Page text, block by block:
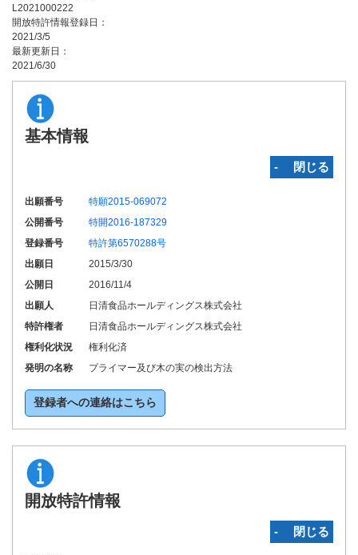
L2021000222
開放特許情報登録日：
2021/3/5
最新更新日：
2021/6/30
基本情報
‐ 閉じる
出願番号
特願2015-069072
公開番号
特開2016-187329
登録番号
特許第6570288号
出願日
2015/3/30
公開日
2016/11/4
出願人
日清食品ホールディングス株式会社
特許権者
日清食品ホールディングス株式会社
権利化状況
権利化済
発明の名称
プライマー及び木の実の検出方法
登録者への連絡はこちら
開放特許情報
‐ 閉じる